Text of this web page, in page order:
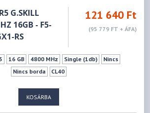
G.SKILL
16GB - F5-
RS
121 640 Ft
(95 779 FT + ÁFA)
16 GB 4800 MHz Single (1db)
Nincs
Nincs borda
CL40
KOSÁRBA